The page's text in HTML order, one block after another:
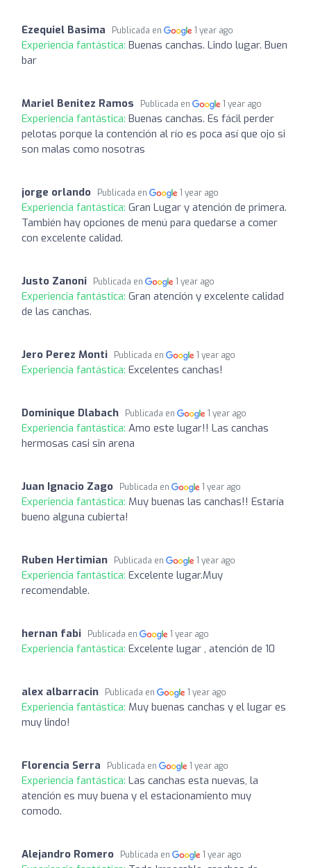
Ezequiel Basima Publicada en 1 year ago
Experiencia fantástica: Buenas canchas. Lindo lugar. Buen
bar
Mariel Benitez Ramos Publicada en 1 year ago
Experiencia fantástica: Buenas canchas. Es fácil perder
pelotas porque la contención al río es poca así que ojo si
son malas como nosotras
jorge orlando Publicada en 1 year ago
Experiencia fantástica: Gran Lugar y atención de primera.
También hay opciones de menú para quedarse a comer
con excelente calidad.
Justo Zanoni Publicada en 1 year ago
Experiencia fantástica: Gran atención y excelente calidad
de las canchas.
Jero Perez Monti Publicada en 1 year ago
Experiencia fantástica: Excelentes canchas!
Dominique Dlabach Publicada en 1 year ago
Experiencia fantástica: Amo este lugar!! Las canchas
hermosas casi sin arena
Juan Ignacio Zago Publicada en 1 year ago
Experiencia fantástica: Muy buenas las canchas!! Estaría
bueno alguna cubierta!
Ruben Hertimian Publicada en 1 year ago
Experiencia fantástica: Excelente lugar.Muy
recomendable.
hernan fabi Publicada en 1 year ago
Experiencia fantástica: Excelente lugar , atención de 10
alex albarracin Publicada en 1 year ago
Experiencia fantástica: Muy buenas canchas y el lugar es
muy lindo!
Florencia Serra Publicada en 1 year ago
Experiencia fantástica: Las canchas esta nuevas, la
atención es muy buena y el estacionamiento muy
comodo.
Alejandro Romero Publicada en 1 year ago